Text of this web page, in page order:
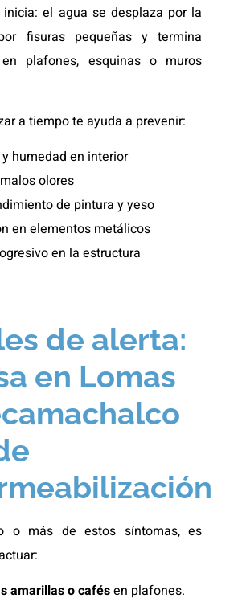
el agua se desplaza por la
fisuras pequeñas y termina
en plafones, esquinas o muros
a tiempo te ayuda a prevenir:
humedad en interior
olores
de pintura y yeso
en elementos metálicos
en la estructura
de alerta:
en Lomas
o más de estos síntomas, es
amarillas o cafésen plafones.